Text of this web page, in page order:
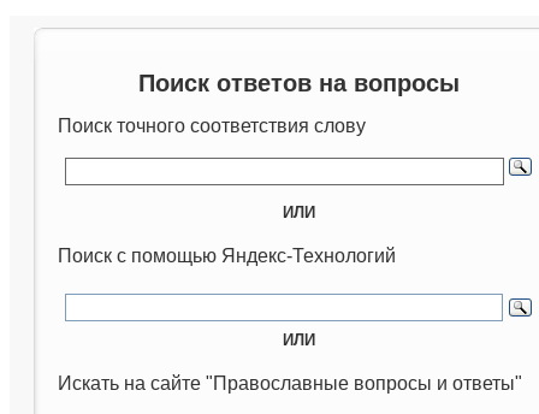
Поиск ответов на вопросы
Поиск точного соответствия слову
ИЛИ
Поиск с помощью Яндекс-Технологий
ИЛИ
Искать на сайте "Православные вопросы и ответы"